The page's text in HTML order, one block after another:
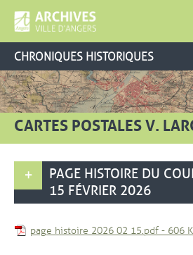
CHRONIQUES HISTORIQUES
CARTES POSTALES V.
PAGE HISTOIRE DU
15 FÉVRIER 2026
page histoire 2026 02 15.pdf,- 606